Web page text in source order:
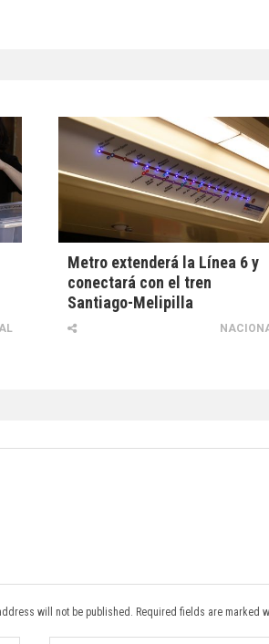
Metro extenderá la Línea 6 y
conectará con el tren
Santiago-Melipilla
will not be published. Required fields are marked